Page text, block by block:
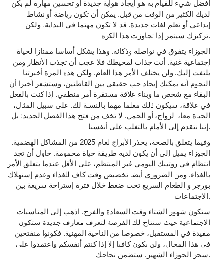
أفضل شيء للقيام به هو إيجاد هواية جديدة أو تحسين مهارة لم يكن
لديك الكثير من الوقت من قبل. يمكن أن تكون رياضة أو نشاط
إبداعي أو تعلم لغات جديدة. قد لا تكون مهتما في البداية، ولكن
تركيزك سيثمر إذا تجاوزت هذا الكره.
الجوزاء يتفوق في تواصله وذكائه. وهذا يشكل أساسا ممتازا لحياة
إجتماعية غنية. أنت جذاب لمحيطك فلا عجب أن تجذب الأنظار ومن
يلتفت إليك. ولن يختلف الأمر هذا العام. ولكن هذه المرة أخبرتنا
النجوم أنه يمكنك إيجاد حب حقيقي بين القاطنين، وستشعر أخيرا أن
البقاء مع شخص ما وبناء علاقة مستقرة أمر منطقي. إذا كنت بالفعل
في علاقة، سيكون ذلك معلما مهما بالنسبة لك. على سبيل المثال،
الحياة معا، الزواج، أو الحمل. لا تخف من فتح هذا الفصل الجديد؛ بل
إننا نتقدم إلى الأمام بالتغلب على أنفسنا.
وفيما يتعلق بالصحة، يحذر الأبراج لعام 2025 من المشاكل الهضمية.
الجوزاء يميل إلى أن يكون لديه طريقة حياة محمومة. حاول أن تجد
انتظام في روتينك اليومي غير المنتظم، على الأقل عندما يتعلق الأمر
بالغذاء. ومن الضروري أيضا تخصيص وقت كاف للغذاء وعدم إستهلاك
بورجر و الطعام السريع تحت ضغط خلال فترة إستراحة سريعة بين
الاجتماعات.
ستكون شهور الشتاء وقت السعادة والفرح. اذهب إلى المناسبات
الاجتماعية حيث ستتاح لك الفرصة لتعرف معارف جديدة ستكون
مفيدة في المستقبل، خصوصا من الناحية المهنية. فكونوا منفتحين
في هذا المجال، ولن يكون كافيا إلا إذا كنتم أنفسكم واعتمدوا على
سحر الجوزاء الشهير. ستضمن نجاحك.